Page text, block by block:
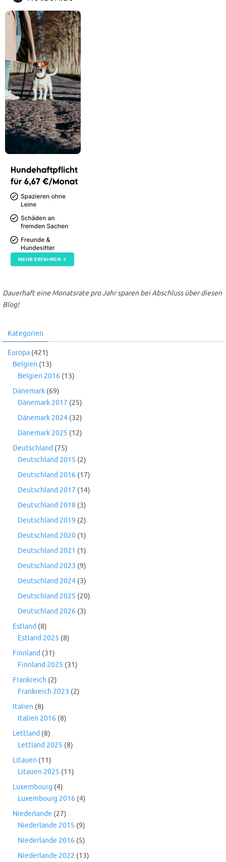
Dauerhaft eine Monatsrate pro Jahr sparen bei Abschluss über diesen
Blog!
Kategorien
Europa (421)
Belgien (13)
Belgien 2016 (13)
Dänemark (69)
Dänemark 2017 (25)
Dänemark 2024 (32)
Dänemark 2025 (12)
Deutschland (75)
Deutschland 2015 (2)
Deutschland 2016 (17)
Deutschland 2017 (14)
Deutschland 2018 (3)
Deutschland 2019 (2)
Deutschland 2020 (1)
Deutschland 2021 (1)
Deutschland 2023 (9)
Deutschland 2024 (3)
Deutschland 2025 (20)
Deutschland 2026 (3)
Estland (8)
Estland 2025 (8)
Finnland (31)
Finnland 2025 (31)
Frankreich (2)
Frankreich 2023 (2)
Italien (8)
Italien 2016 (8)
Lettland (8)
Lettland 2025 (8)
Litauen (11)
Litauen 2025 (11)
Luxembourg (4)
Luxembourg 2016 (4)
Niederlande (27)
Niederlande 2015 (9)
Niederlande 2016 (5)
Niederlande 2022 (13)